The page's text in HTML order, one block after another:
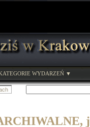
WYDARZEŃ ▼